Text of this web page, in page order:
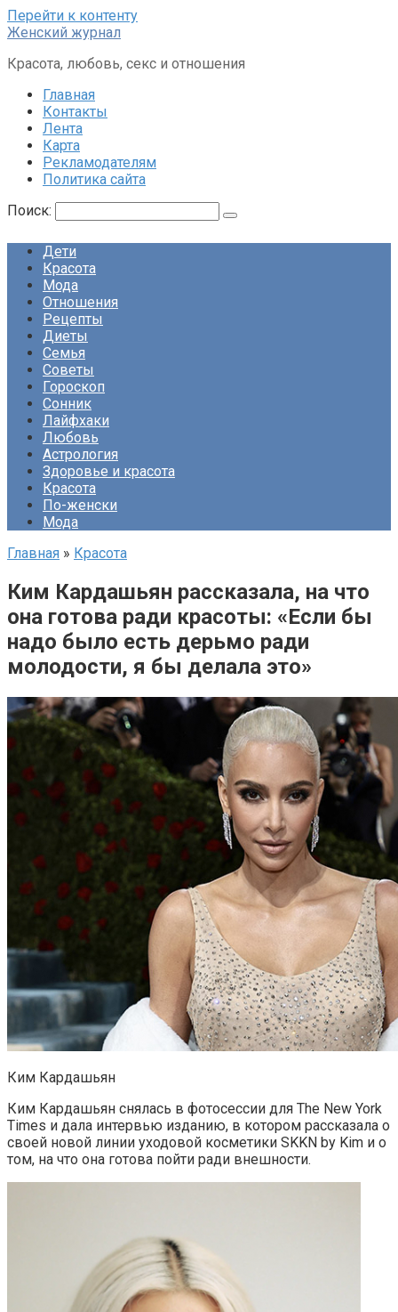
Перейти к контенту
Женский журнал
Красота, любовь, секс и отношения
Главная
Контакты
Лента
Карта
Рекламодателям
Политика сайта
Поиск:
Дети
Красота
Мода
Отношения
Рецепты
Диеты
Семья
Советы
Гороскоп
Сонник
Лайфхаки
Любовь
Астрология
Здоровье и красота
Красота
По-женски
Мода
Главная » Красота
Ким Кардашьян рассказала, на что
она готова ради красоты: «Если бы
надо было есть дерьмо ради
молодости, я бы делала это»
Ким Кардашьян
Ким Кардашьян снялась в фотосессии для The New York
Times и дала интервью изданию, в котором рассказала о
своей новой линии уходовой косметики SKKN by Kim и о
том, на что она готова пойти ради внешности.